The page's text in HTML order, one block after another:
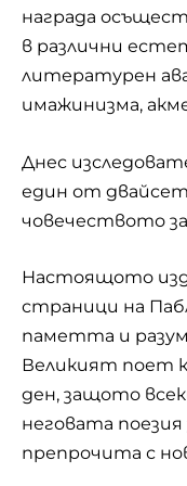
награда
в различни
литературен
имажинизма,
Днес
един от
човечеството
Настоящото
страници на
паметта и
Великият поет
ден, защото
неговата поезия
препрочита с